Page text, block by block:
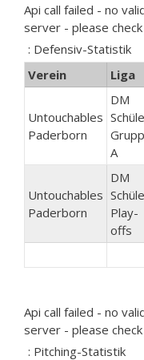
Api call failed - no
server - please
: Defensiv-Statistik
Verein
Liga
Untouchables
Paderborn
DM
A
Untouchables
Paderborn
DM
Play-
offs
Api call failed - no
server - please
: Pitching-Statistik